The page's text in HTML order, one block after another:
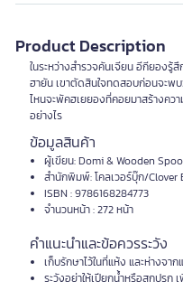
Product Description
ในระหว่างสำรวจคันเจียน อีกียอง
ฮายัน เขาตัดสินใจทดสอบก่อนจะพ
ไหนจะพัคฮเยยองที่คอยมาสร้างคว
อย่างไร
ข้อมูลสินค้า
ผู้เขียน: Domi & Wooden
สำนักพิมพ์: โคลเวอร์บุ๊ก/Clover
ISBN : 9786168284773
จำนวนหน้า : 272 หน้า
คำแนะนำและข้อควรระวัง
เก็บรักษาไว้ในที่แห้ง และห่างจา
ระวังอย่าให้เปียกน้ำหรือสกปรก